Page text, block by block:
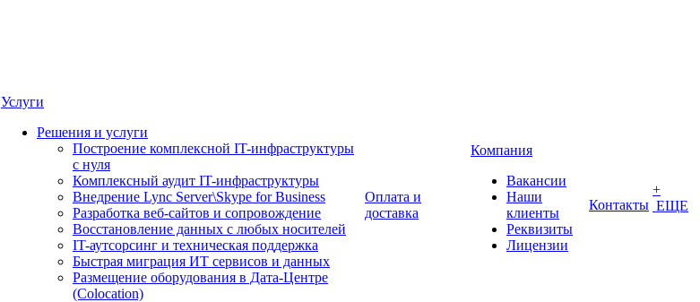
Услуги
Решения и услуги
Построение комплексной IT-инфраструктуры
с нуля
Комплексный аудит IT-инфраструктуры
Внедрение Lync Server\Skype for Business
Разработка веб-сайтов и сопровождение
Восстановление данных с любых носителей
IT-аутсорсинг и техническая поддержка
Быстрая миграция ИТ сервисов и данных
Размещение оборудования в Дата-Центре
(Colocation)
Оплата и
доставка
Компания
Вакансии
Наши
клиенты
Реквизиты
Лицензии
Контакты
+
ЕЩЕ